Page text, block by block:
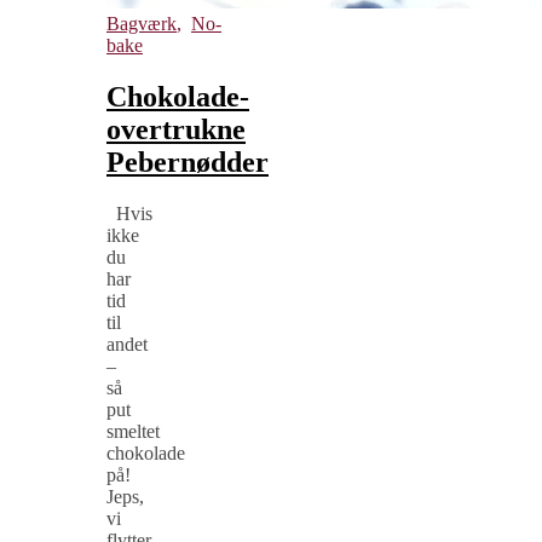
Bagværk, No-
bake
Chokolade-
overtrukne
Pebernødder
Hvis
ikke
du
har
tid
til
andet
–
så
put
smeltet
chokolade
på!
Jeps,
vi